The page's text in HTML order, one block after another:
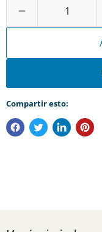
Compartir esto: